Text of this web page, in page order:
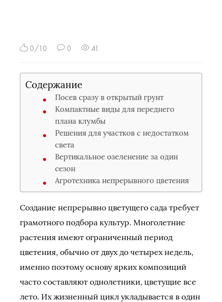
0/10 0 41
Содержание
Посев сразу в открытый грунт
Компактные виды для переднего
плана клумбы
Решения для участков с недостатком
света
Вертикальное озеленение за один
сезон
Агротехника непрерывного цветения
Создание непрерывно цветущего сада требует
грамотного подбора культур. Многолетние
растения имеют ограниченный период
цветения, обычно от двух до четырех недель,
именно поэтому основу ярких композиций
часто составляют однолетники, цветущие все
лето. Их жизненный цикл укладывается в один